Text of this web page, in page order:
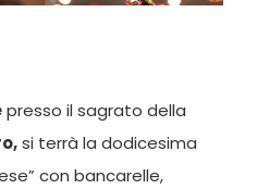
presso il sagrato della
si terrà la dodicesima
con bancarelle,